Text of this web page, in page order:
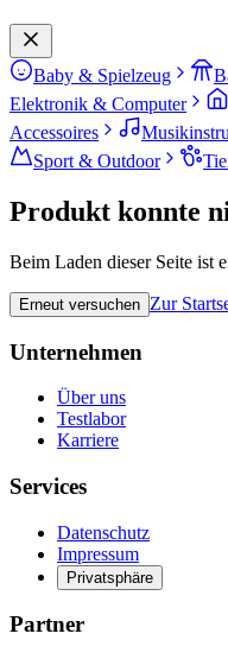
Baby & Spielzeug
Elektronik & Computer
Accessoires
Sport & Outdoor
Produkt konnte
Beim Laden dieser Seite ist
Erneut versuchen Zur
Unternehmen
Über uns
Testlabor
Karriere
Services
Datenschutz
Impressum
Privatsphäre
Partner